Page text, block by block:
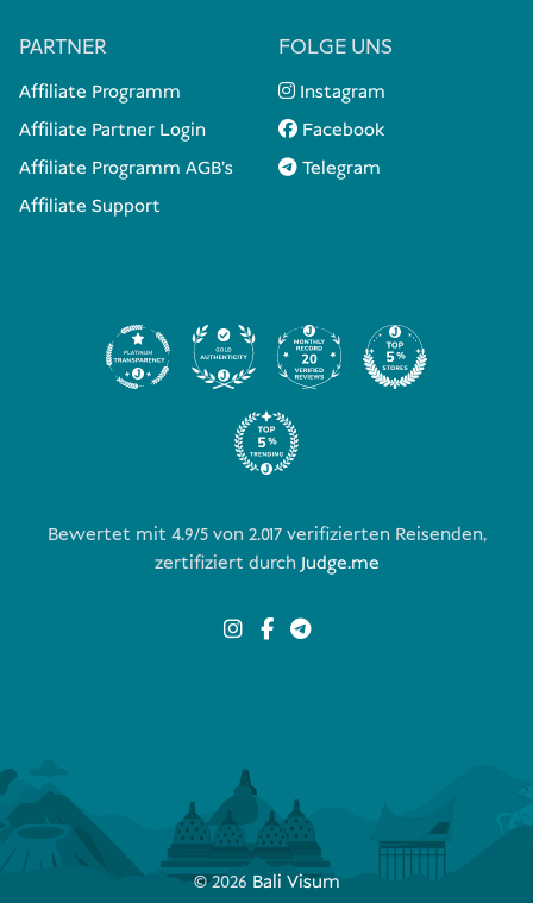
PARTNER
Affiliate Programm
Affiliate Partner Login
Affiliate Programm AGB's
Affiliate Support
FOLGE UNS
Instagram
Facebook
Telegram
Bewertet mit 4.9/5 von 2.017verifizierten Reisenden,
zertifiziert durch Judge.me
© 2026 Bali Visum